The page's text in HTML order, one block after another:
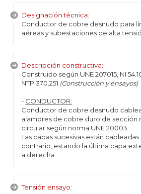
Designación técnica:
Conductor de cobre desnudo para
aéreas y subestaciones de alta
Descripción constructiva:
Construido según UNE 207015, NI
NTP 370.251 (Construcción y ensayos)
- CONDUCTOR:
Conductor de cobre desnudo
alambres de cobre duro de sección
circular según norma UNE 20003.
Las capas sucesivas están
contrario, estando la última capa
a derecha.
Tensión ensayo: